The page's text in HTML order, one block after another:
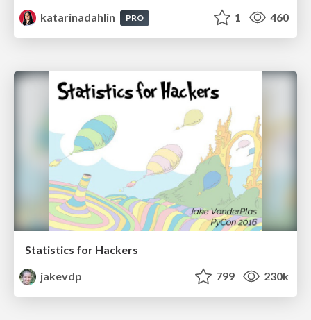
katarinadahlin
PRO 1 460
Statistics for Hackers
jakevdp
799 230k